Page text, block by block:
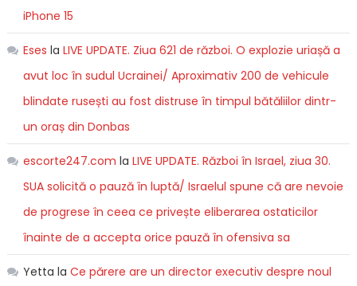
iPhone 15
Eses la LIVE UPDATE. Ziua 621 de război. O explozie uriașă a
avut loc în sudul Ucrainei/ Aproximativ 200 de vehicule
blindate rusești au fost distruse în timpul bătăliilor dintr-
un oraș din Donbas
escorte247.com la LIVE UPDATE. Război în Israel, ziua 30.
SUA solicită o pauză în luptă/ Israelul spune că are nevoie
de progrese în ceea ce privește eliberarea ostaticilor
înainte de a accepta orice pauză în ofensiva sa
Yetta la Ce părere are un director executiv despre noul